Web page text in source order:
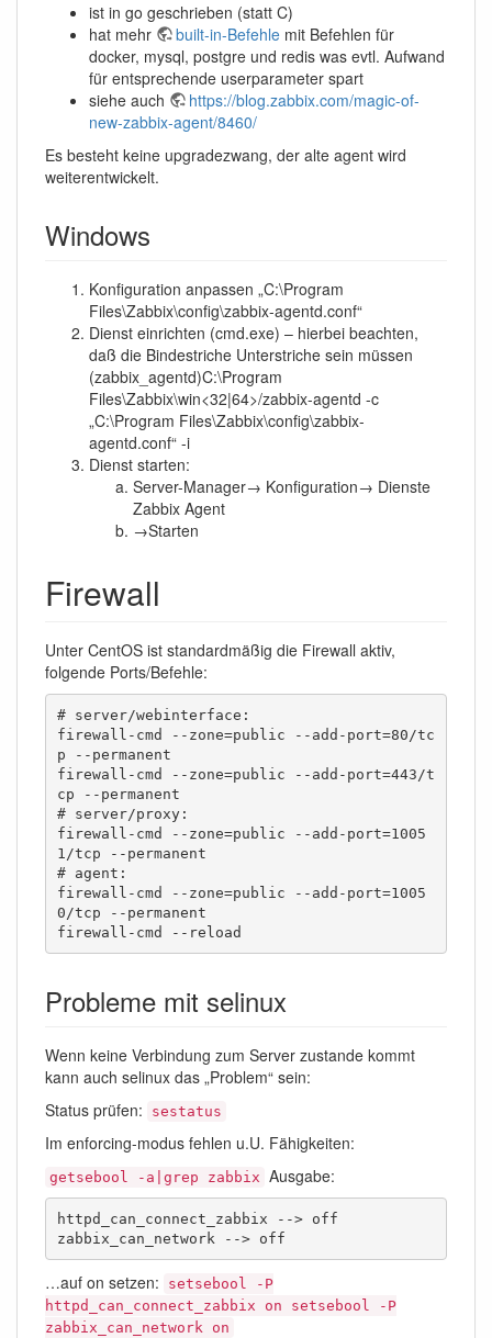
ist in go geschrieben (statt C)
hat mehr
built-in-Befehle mit Befehlen für
docker, mysql, postgre und redis was evtl. Aufwand
für entsprechende userparameter spart
siehe auch
https://blog.zabbix.com/magic-of-
new-zabbix-agent/8460/
Es besteht keine upgradezwang, der alte agent wird
weiterentwickelt.
Windows
Konfiguration anpassen „C:\Program
Files\Zabbix\config\zabbix-agentd.conf“
Dienst einrichten (cmd.exe) – hierbei beachten,
daß die Bindestriche Unterstriche sein müssen
(zabbix_agentd)C:\Program
Files\Zabbix\win<32|64>/zabbix-agentd -c
„C:\Program Files\Zabbix\config\zabbix-
agentd.conf“ -i
Dienst starten:
Server-Manager→ Konfiguration→ Dienste
Zabbix Agent
→Starten
Firewall
Unter CentOS ist standardmäßig die Firewall aktiv,
folgende Ports/Befehle:
# server/webinterface:
firewall-cmd --zone=public --add-port=80/tc
p --permanent
firewall-cmd --zone=public --add-port=443/t
cp --permanent
# server/proxy:
firewall-cmd --zone=public --add-port=1005
1/tcp --permanent
# agent:
firewall-cmd --zone=public --add-port=1005
0/tcp --permanent
firewall-cmd --reload
Probleme mit selinux
Wenn keine Verbindung zum Server zustande kommt
kann auch selinux das „Problem“ sein:
Status prüfen:
sestatus
Im enforcing-modus fehlen u.U. Fähigkeiten:
getsebool -a|grep zabbix Ausgabe:
httpd_can_connect_zabbix --> off
zabbix_can_network --> off
…auf on setzen:
setsebool -P
httpd_can_connect_zabbix on setsebool -P
zabbix_can_network on